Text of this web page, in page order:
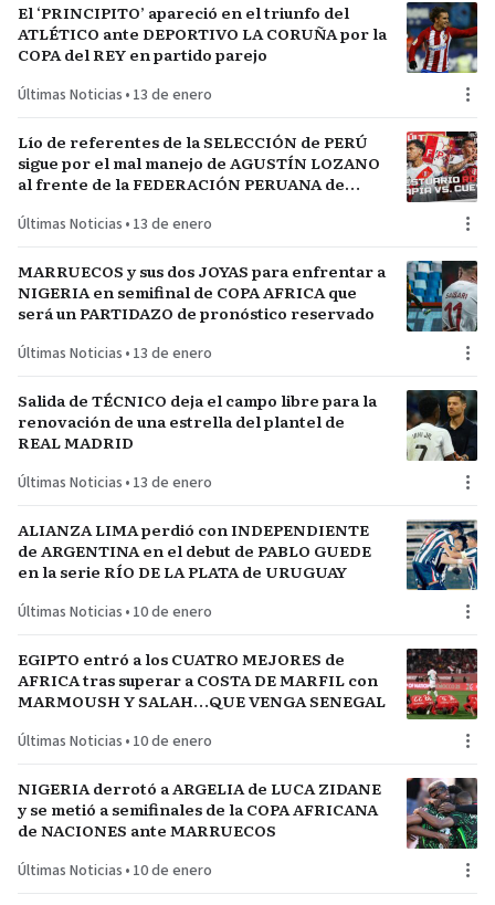
El ‘PRINCIPITO’ apareció en el triunfo del
ATLÉTICO ante DEPORTIVO LA CORUÑA por la
COPA del REY en partido parejo
Últimas Noticias • 13 de enero
Lío de referentes de la SELECCIÓN de PERÚ
sigue por el mal manejo de AGUSTÍN LOZANO
al frente de la FEDERACIÓN PERUANA de
Últimas Noticias • 13 de enero
MARRUECOS y sus dos JOYAS para enfrentar a
NIGERIA en semifinal de COPA AFRICA que
será un PARTIDAZO de pronóstico reservado
Últimas Noticias • 13 de enero
Salida de TÉCNICO deja el campo libre para la
renovación de una estrella del plantel de
REAL MADRID
Últimas Noticias • 13 de enero
ALIANZA LIMA perdió con INDEPENDIENTE
de ARGENTINA en el debut de PABLO GUEDE
en la serie RÍO DE LA PLATA de URUGUAY
Últimas Noticias • 10 de enero
EGIPTO entró a los CUATRO MEJORES de
AFRICA tras superar a COSTA DE MARFIL con
MARMOUSH Y SALAH…QUE VENGA SENEGAL
Últimas Noticias • 10 de enero
NIGERIA derrotó a ARGELIA de LUCA ZIDANE
y se metió a semifinales de la COPA AFRICANA
de NACIONES ante MARRUECOS
Últimas Noticias • 10 de enero